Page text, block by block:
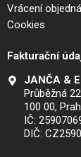
Vrácení
Cookies
Fakturační
JANČA &
Průběžná
100 00,
IČ:
DIČ: